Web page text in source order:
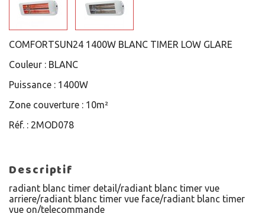
COMFORTSUN24 1400W BLANC TIMER LOW GLARE
Couleur : BLANC
Puissance : 1400W
Zone couverture : 10m²
Réf. : 2MOD078
Descriptif
radiant blanc timer detail/radiant blanc timer vue
arriere/radiant blanc timer vue face/radiant blanc timer
vue on/telecommande